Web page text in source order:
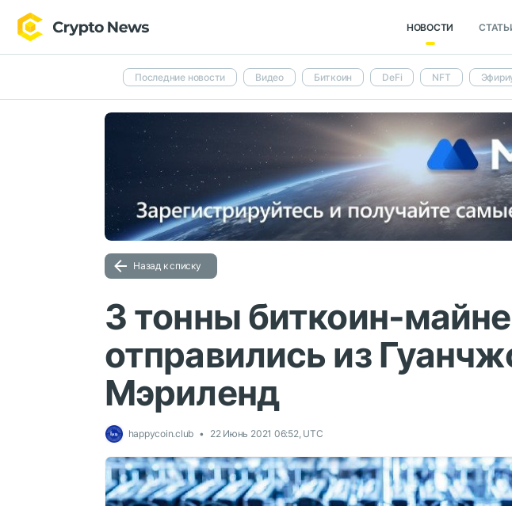
НОВОСТИ
Последние новости Видео Биткоин DeFi NFT
Назад к списку
3 тонны биткоин-
отправились из
Мэриленд
happycoin.club 22 Июнь 2021 06:52, UTC